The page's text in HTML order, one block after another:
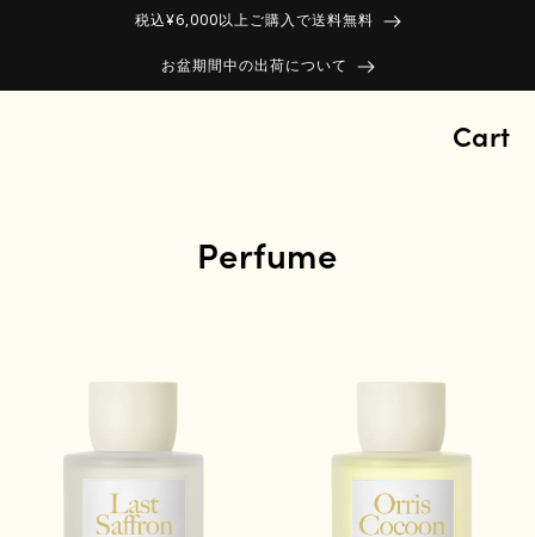
税込¥6,000以上ご購入で送料無料
お盆期間中の出荷について
Cart
Perfume